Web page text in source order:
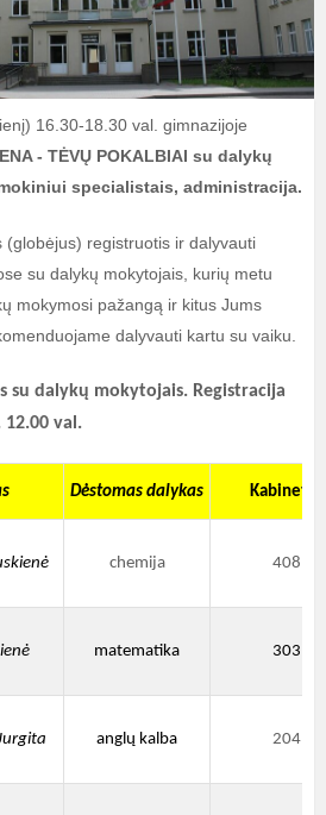
16.30-18.30 val. gimnazijoje
- TĖVŲ POKALBIAI su dalykų
specialistais, administracija.
(globėjus) registruotis ir dalyvauti
su dalykų mokytojais, kurių metu
mokymosi pažangą ir kitus Jums
dalyvauti kartu su vaiku.
su dalykų mokytojais. Registracija
12.00 val.
Dėstomas dalykas Kabinetas
chemija 408
matematika 303
anglų kalba 204